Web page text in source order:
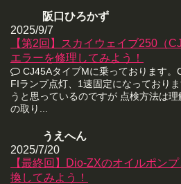
阪口ひろかず
2025/9/7
【第2回】スカイウェイブ250（
エラーを修理してみよう！
CJ45AタイプMに乗っております。
FIランプ点灯、1速固定になっており
うと思っているのですが 点検方法は
の取り...
うえへん
2025/7/20
【最終回】Dio-ZXのオイルポン
換してみよう！